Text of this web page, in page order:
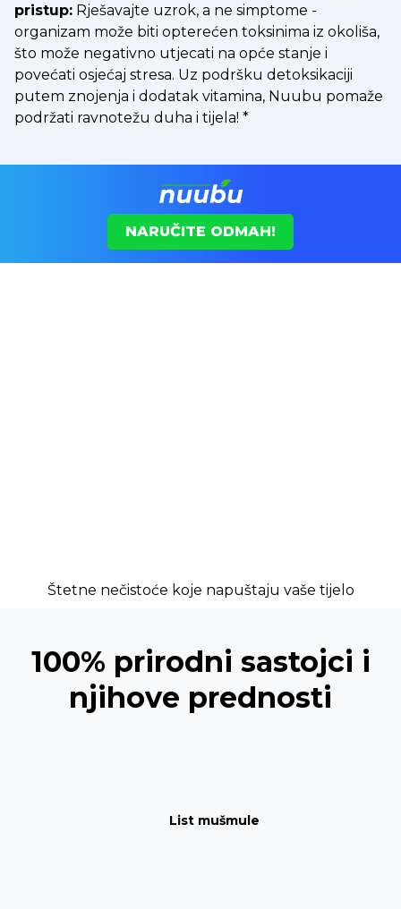
pristup: Rješavajte uzrok, a ne simptome -
organizam može biti opterećen toksinima iz okoliša,
što može negativno utjecati na opće stanje i
povećati osjećaj stresa. Uz podršku detoksikaciji
putem znojenja i dodatak vitamina, Nuubu pomaže
podržati ravnotežu duha i tijela! *
NARUČITE ODMAH!
Štetne nečistoće koje napuštaju vaše tijelo
100% prirodni sastojci i
njihove prednosti
List mušmule